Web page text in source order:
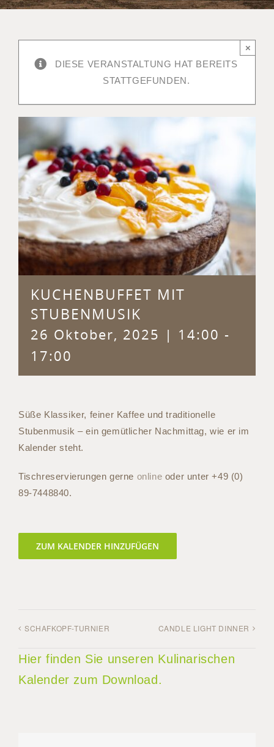
DIESE VERANSTALTUNG HAT BEREITS
STATTGEFUNDEN.
×
KUCHENBUFFET MIT
STUBENMUSIK
26 Oktober, 2025 | 14:00 -
17:00
Süße Klassiker, feiner Kaffee und traditionelle
Stubenmusik – ein gemütlicher Nachmittag, wie er im
Kalender steht.
Tischreservierungen gerne online oder unter +49 (0)
89-7448840.
ZUM KALENDER HINZUFÜGEN
SCHAFKOPF-TURNIER CANDLE LIGHT DINNER
Hier finden Sie unseren Kulinarischen
Kalender zum Download.